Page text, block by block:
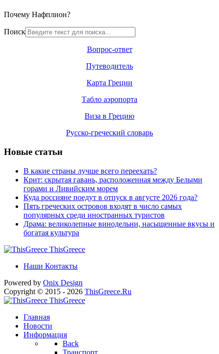
Почему Нафплион?
Поиск
Вопрос-ответ
Путеводитель
Карта Греции
Табло аэропорта
Виза в Грецию
Русско-греческий словарь
Новые статьи
В какие страны лучше всего переехать?
Крит: скрытая гавань, расположенная между Белыми
горами и Ливийским морем
Куда россияне поедут в отпуск в августе 2026 года?
Пять греческих островов входят в число самых
популярных среди иностранных туристов
Драма: великолепные винодельни, насыщенные вкусы и
богатая культура
ThisGreece
Наши Контакты
Powered by Onix Design
Copyright © 2015 - 2026 ThisGreece.Ru
ThisGreece
Главная
Новости
Информация
Back
Транспорт